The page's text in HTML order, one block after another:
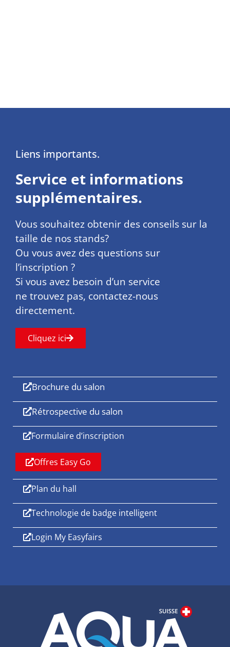
Liens importants.
Service et informations
supplémentaires.
Vous souhaitez obtenir des conseils sur la
taille de nos stands?
Ou vous avez des questions sur
l’inscription ?
Si vous avez besoin d’un service
ne trouvez pas, contactez-nous
directement.
Cliquez ici
Brochure du salon
Rétrospective du salon
Formulaire d’inscription
Offres Easy Go
Plan du hall
Technologie de badge intelligent
Login My Easyfairs